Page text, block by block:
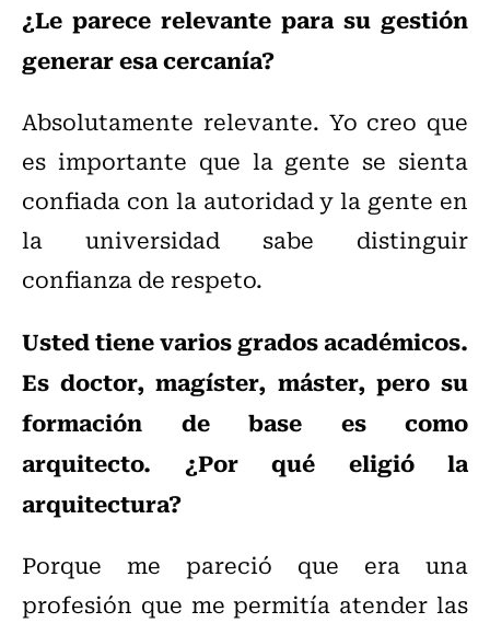
¿Le parece relevante para su gestión
generar esa cercanía?
Absolutamente relevante. Yo creo que
es importante que la gente se sienta
confiada con la autoridad y la gente en
la universidad sabe distinguir
confianza de respeto.
Usted tiene varios grados académicos.
Es doctor, magíster, máster, pero su
formación de base es como
arquitecto. ¿Por qué eligió la
arquitectura?
Porque me pareció que era una
profesión que me permitía atender las